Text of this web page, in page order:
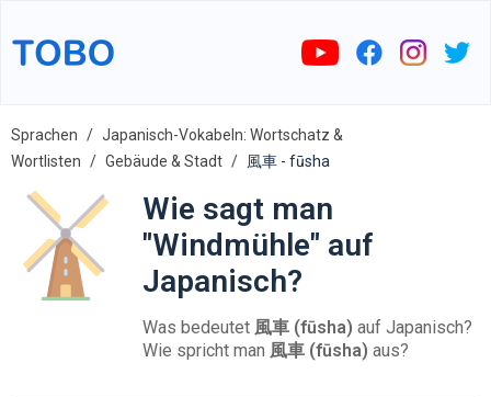
Sprachen
Japanisch-Vokabeln: Wortschatz &
Wortlisten
Gebäude & Stadt 風車 - fūsha
Wie sagt man
"Windmühle" auf
Japanisch?
Was bedeutet 風車 (fūsha) auf Japanisch?
Wie spricht man 風車 (fūsha) aus?